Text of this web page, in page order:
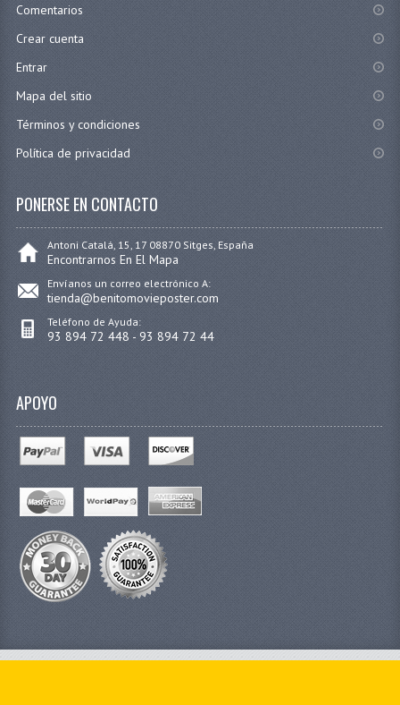
Comentarios
Crear cuenta
Entrar
Mapa del sitio
Términos y condiciones
Política de privacidad
PONERSE EN CONTACTO
Antoni Catalá, 15, 17 08870 Sitges, España
Encontrarnos En El Mapa
Envíanos un correo electrónico A:
tienda@benitomovieposter.com
Teléfono de Ayuda:
93 894 72 448 - 93 894 72 44
APOYO